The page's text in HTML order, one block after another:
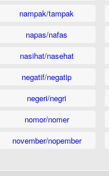
nampak/tampak
napas/nafas
nasihat/nasehat
negatif/negatip
negeri/negri
nomor/nomer
november/nopember